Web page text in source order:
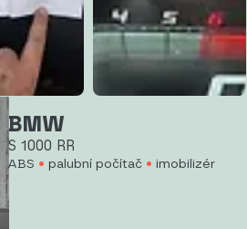
BMW
S 1000 RR
ABS
palubní počítač imobilizér